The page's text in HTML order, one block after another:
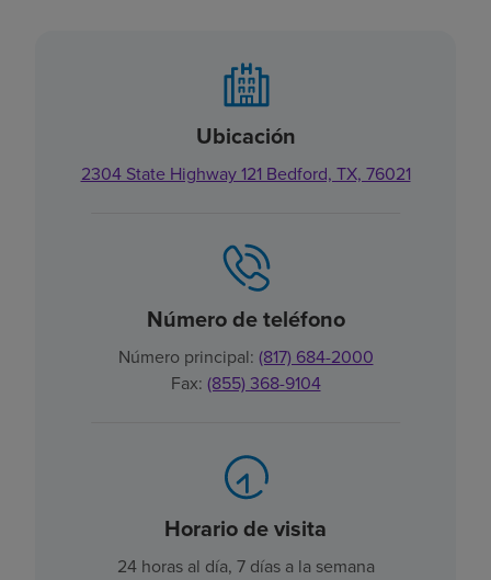
Ubicación
2304 State Highway 121 Bedford, TX, 76021
Número de teléfono
Número principal: (817) 684-2000
Fax: (855) 368-9104
Horario de visita
24 horas al día, 7 días a la semana